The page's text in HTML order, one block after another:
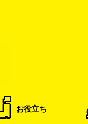
お役立ち